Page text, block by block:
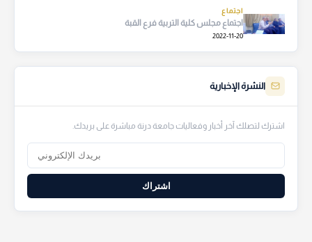
اجتماع
اجتماع مجلس كلية التربية فرع القبة
2022-11-20
النشرة الإخبارية
اشترك لتصلك آخر أخبار وفعاليات جامعة درنة مباشرة على بريدك.
اشتراك